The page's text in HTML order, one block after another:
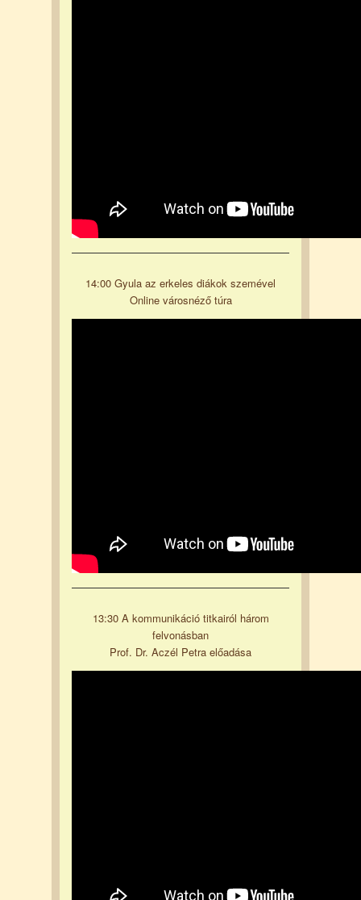
14:00 Gyula az erkeles diákok szemével
Online városnéző túra
13:30 A kommunikáció titkairól három
felvonásban
Prof. Dr. Aczél Petra előadása